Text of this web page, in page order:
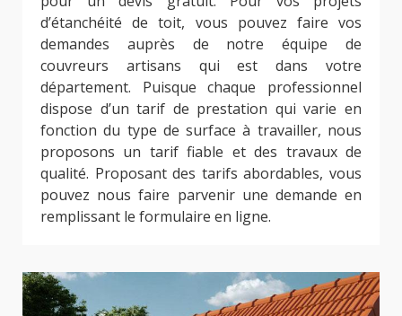
d’étanchéité de toit, vous pouvez faire vos
demandes auprès de notre équipe de
couvreurs artisans qui est dans votre
département. Puisque chaque professionnel
dispose d’un tarif de prestation qui varie en
fonction du type de surface à travailler, nous
proposons un tarif fiable et des travaux de
qualité. Proposant des tarifs abordables, vous
pouvez nous faire parvenir une demande en
remplissant le formulaire en ligne.